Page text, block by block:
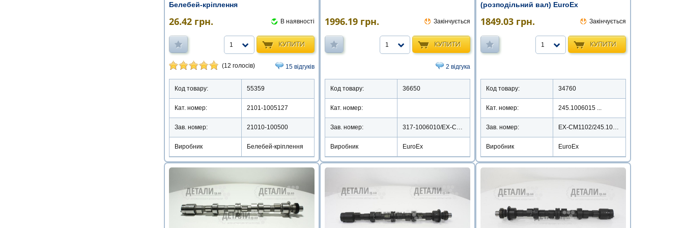
Белебей-кріплення
26.42 грн. В наявності
КУПИТИ
1
(12 голосів) 15 відгуків
Код товару: 55359
Кат. номер: 2101-1005127
Зав. номер: 21010-100500
Виробник Белебей-кріплення
1996.19 грн. Закінчується
КУПИТИ
1
2 відгука
Код товару: 36650
Кат. номер:
Зав. номер: 317-1006010/EX-CM317
Виробник EuroEx
(розподільний вал) EuroEx
1849.03 грн. Закінчується
КУПИТИ
1
Код товару: 34760
Кат. номер: 245.1006015 ...
Зав. номер: EX-CM1102/245.1006010
Виробник EuroEx